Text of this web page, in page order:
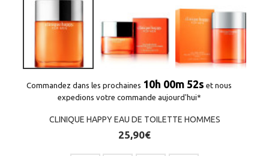
Commandez dans les prochaines 10h 00m 51s et nous
expedions votre commande aujourd'hui*
CLINIQUE HAPPY EAU DE TOILETTE HOMMES
25,90€